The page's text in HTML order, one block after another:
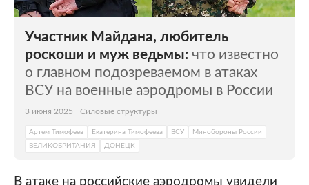
Участник Майдана, любитель
роскоши и муж ведьмы: что известно
о главном подозреваемом в атаках
ВСУ на военные аэродромы в России
3 июня 2025 Силовые структуры
Артем Тимофеев Екатерина Тимофеева ВСУ
Минобороны России
ВЕЛИКОБРИТАНИЯ
ДОНЕЦК
В атаке на российские аэродромы увидели